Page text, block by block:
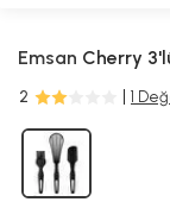
Emsan Cherry
2 1